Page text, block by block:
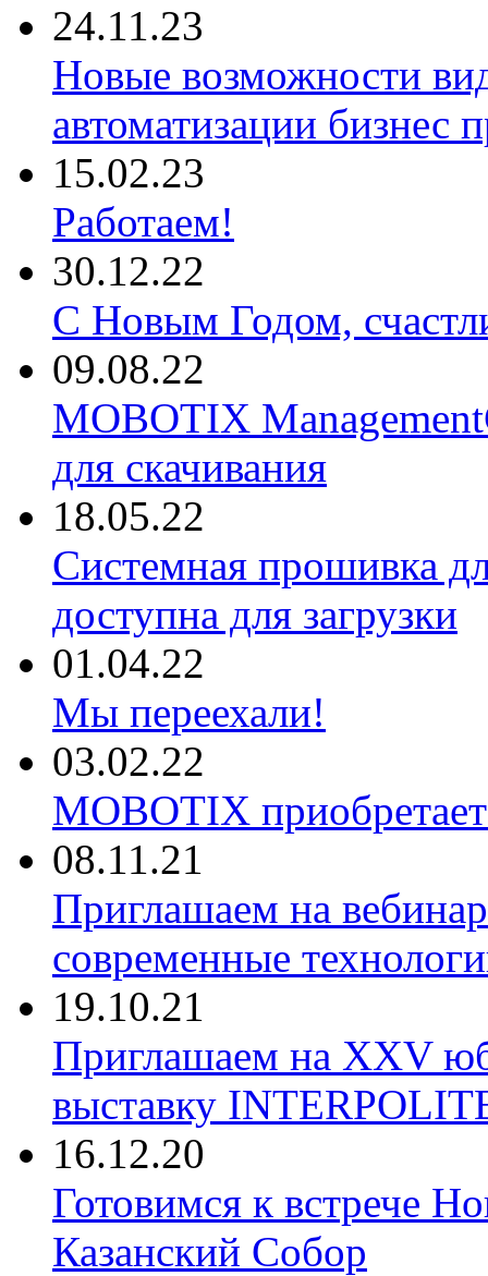
24.11.23
Новые возможности
автоматизации бизнес
15.02.23
Работаем!
30.12.22
С Новым Годом,
09.08.22
MOBOTIX
для скачивания
18.05.22
Системная прошивка
доступна для загрузки
01.04.22
Мы переехали!
03.02.22
MOBOTIX
08.11.21
Приглашаем на
современные
19.10.21
Приглашаем на XXV
выставку
16.12.20
Готовимся к встрече
Казанский Собор